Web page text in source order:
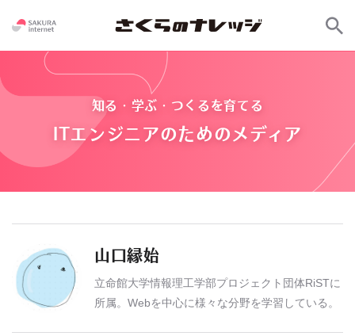
知る・学ぶ・つくるを育てる
ITエンジニアのためのメディア
山口縁始
立命館大学情報理工学部プロジェクト団体RiSTに
所属。Webを中心に様々な分野を学習している。